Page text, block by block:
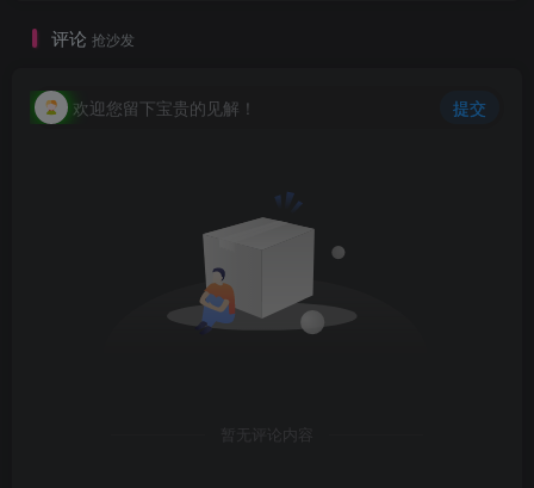
评论 抢沙发
欢迎您留下宝贵的见解！ 提交
暂无评论内容